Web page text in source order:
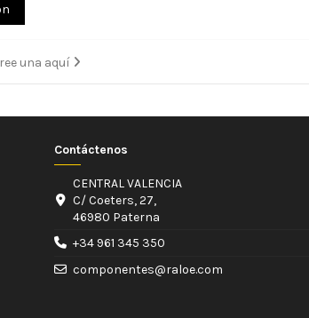
una aquí
Contáctenos
CENTRAL VALENCIA
C/ Coeters, 27,
46980 Paterna
+34 961 345 350
componentes@raloe.com